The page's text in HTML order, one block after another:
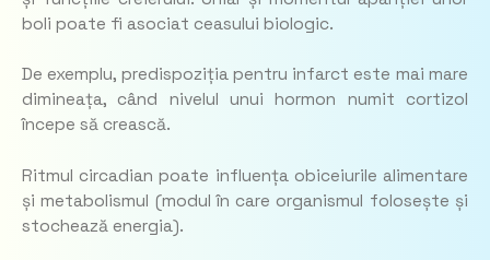
boli poate fi asociat ceasului biologic.
De exemplu, predispoziția pentru infarct este mai mare
dimineața, când nivelul unui hormon numit cortizol
începe să crească.
Ritmul circadian poate influența obiceiurile alimentare
și metabolismul (modul în care organismul folosește și
stochează energia).